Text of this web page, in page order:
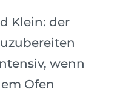
Klein: der
wenn
Ofen